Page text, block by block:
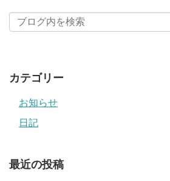
カテゴリー
お知らせ
日記
最近の投稿